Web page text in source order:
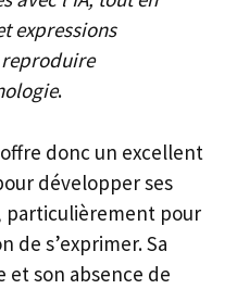
expressions
.
donc un excellent
développer ses
particulièrement pour
de s’exprimer. Sa
son absence de